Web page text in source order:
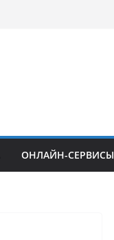
ОНЛАЙН-СЕРВИСЫ